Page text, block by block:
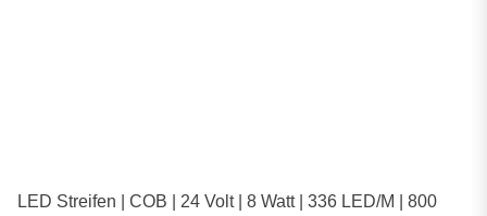
LED Streifen | COB | 24 Volt | 8 Watt | 336 LED/M | 800